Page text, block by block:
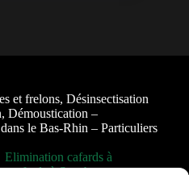
et frelons, Désinsectisation
Démoustication –
le Bas-Rhin – Particuliers
Elimination cafards à
cafards à Strasbourg